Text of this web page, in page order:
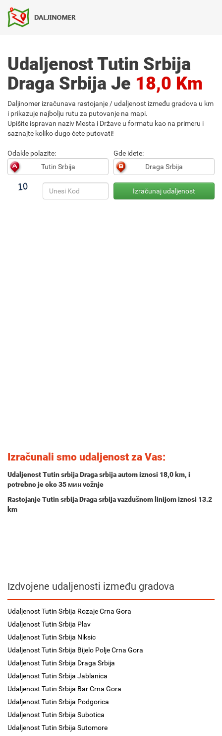
Udaljenost Tutin Srbija
Draga Srbija Je 18,0 Km
Daljinomer izračunava rastojanje / udaljenost između gradova u km
i prikazuje najbolju rutu za putovanje na mapi.
Upišite ispravan naziv Mesta i Države u formatu kao na primeru i
saznajte koliko dugo ćete putovati!
Odakle polazite: Gde idete:
Izračunali smo udaljenost za Vas:
Udaljenost Tutin srbija Draga srbija autom iznosi 18,0 km, i
potrebno je oko35 минvožnje
Rastojanje Tutin srbija Draga srbija vazdušnom linijom iznosi 13.2
km
Izdvojene udaljenosti između gradova
Udaljenost Tutin Srbija Rozaje Crna Gora
Udaljenost Tutin Srbija Plav
Udaljenost Tutin Srbija Niksic
Udaljenost Tutin Srbija Bijelo Polje Crna Gora
Udaljenost Tutin Srbija Draga Srbija
Udaljenost Tutin Srbija Jablanica
Udaljenost Tutin Srbija Bar Crna Gora
Udaljenost Tutin Srbija Podgorica
Udaljenost Tutin Srbija Subotica
Udaljenost Tutin Srbija Sutomore